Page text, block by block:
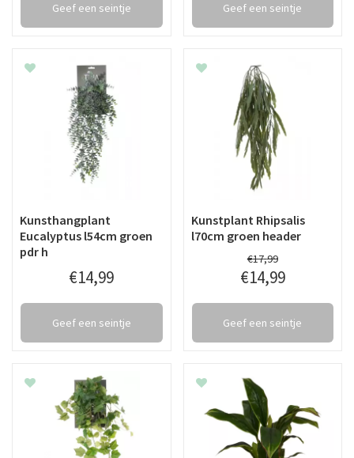
Geef een seintje Geef een seintje
Kunsthangplant
Eucalyptus l54cm groen
pdr h
€14,99
Geef een seintje
Kunstplant Rhipsalis
l70cm groen header
€17,99
€14,99
Geef een seintje